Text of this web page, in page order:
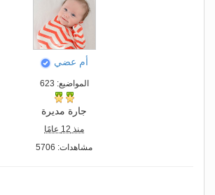
أم عضي
المواضيع: 623
جارة مديرة
منذ 12 عامًا
مشاهدات: 5706